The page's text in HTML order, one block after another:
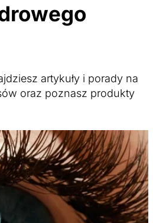
artykuły i porady na
oraz poznasz produkty